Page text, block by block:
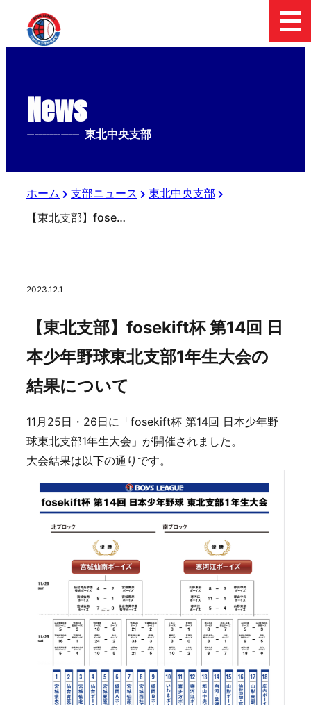
News
-------------- 東北中央支部
ホーム 支部ニュース
東北中央支部
【東北支部】fosekift杯 第14回 日本少年野球東北支部1年生大会の結果について
2023.12.1
【東北支部】fosekift杯 第14回 日
本少年野球東北支部1年生大会の
結果について
11月25日・26日に「fosekift杯 第14回 日本少年野
球東北支部1年生大会」が開催されました。
大会結果は以下の通りです。